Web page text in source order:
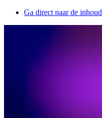
Ga direct naar de inhoud